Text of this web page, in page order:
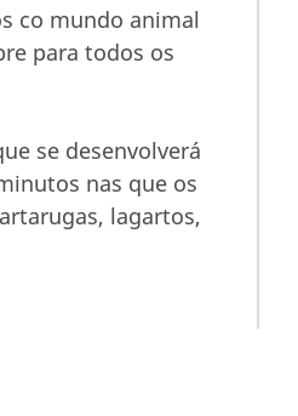
co mundo animal
para todos os
se desenvolverá
nas que os
lagartos,